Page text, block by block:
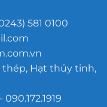
581 0100
Hạt thủy tinh,